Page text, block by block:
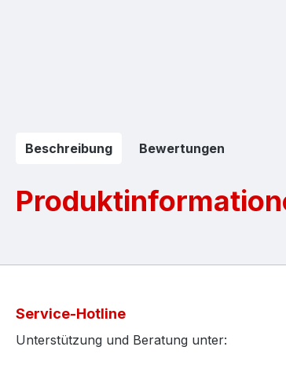
Beschreibung Bewertungen
Service-Hotline
Unterstützung und Beratung unter: